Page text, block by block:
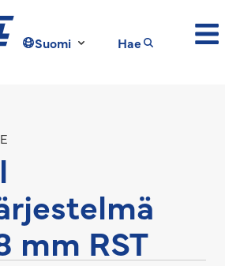
Suomi Hae
mm RST